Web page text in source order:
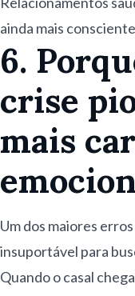
ainda mais
6.
crise
mais
Um dos maiores
insuportável para
Quando o casal